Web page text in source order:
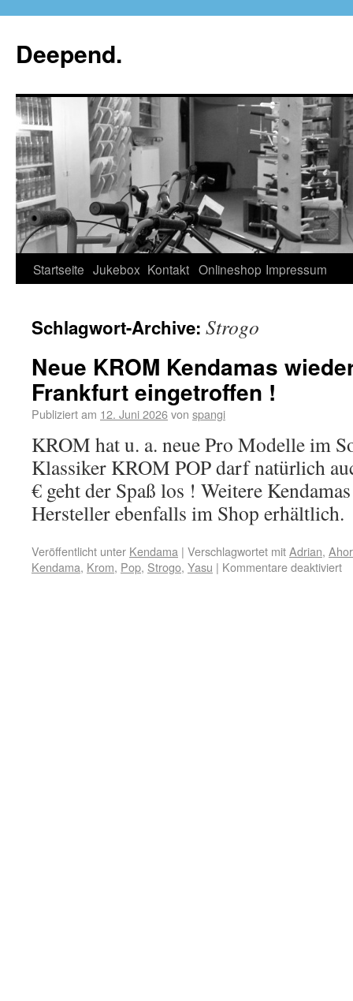
Deepend.
Startseite Jukebox Kontakt Onlineshop Impressum
Schlagwort-Archive: Strogo
Neue KROM Kendamas
Frankfurt eingetroffen !
Publiziert am 12. Juni 2026von spangi
KROM hat u. a. neue Pro Modelle im
Klassiker KROM POP darf natürlich
€ geht der Spaß los ! Weitere
Hersteller ebenfalls im Shop erhältlich.
Veröffentlicht unter Kendama | Verschlagwortet mitAdrian,
Kendama, Krom, Pop, Strogo, Yasu | Kommentare deaktiviert